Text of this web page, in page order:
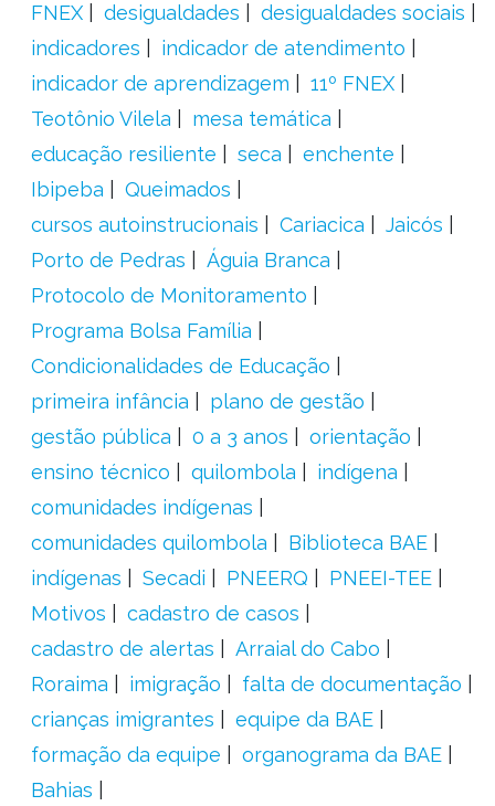
FNEX
desigualdades
desigualdades sociais
indicadores
indicador de atendimento
indicador de aprendizagem
11º FNEX
Teotônio Vilela
mesa temática
educação resiliente
seca
enchente
Ibipeba
Queimados
cursos autoinstrucionais
Cariacica
Jaicós
Porto de Pedras
Águia Branca
Protocolo de Monitoramento
Programa Bolsa Família
Condicionalidades de Educação
primeira infância
plano de gestão
gestão pública
0 a 3 anos
orientação
ensino técnico
quilombola
indígena
comunidades indígenas
comunidades quilombola
Biblioteca BAE
indígenas
Secadi PNEERQ
PNEEI-TEE
Motivos
cadastro de casos
cadastro de alertas
Arraial do Cabo
Roraima
imigração
falta de documentação
crianças imigrantes
equipe da BAE
formação da equipe
organograma da BAE
Bahias